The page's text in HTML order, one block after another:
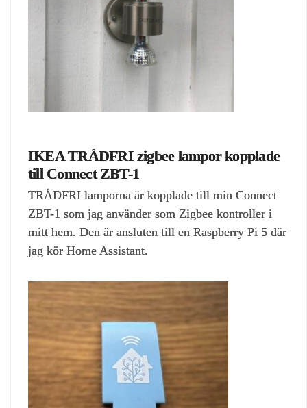
IKEA TRÅDFRI zigbee lampor kopplade
till Connect ZBT-1
TRÅDFRI lamporna är kopplade till min Connect
ZBT-1 som jag använder som Zigbee kontroller i
mitt hem. Den är ansluten till en Raspberry Pi 5 där
jag kör Home Assistant.